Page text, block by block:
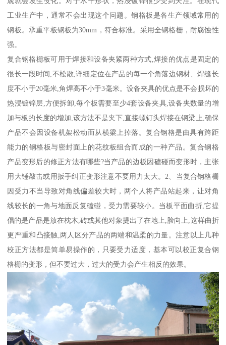
工业生产中，通常不会出现这个问题。钢格板是各生产领域常用的
钢板。承重平板钢板为30mm，符合标准。采用全钢格栅，耐腐蚀性
强。
复合钢格栅板可用于焊接和设备夹紧两种方式,焊接的优点是固定的
很长一段时间,不松散,详细定位在产品的每一个角落边钢材、焊缝长
度不小于20毫米,角焊高不小于3毫米。设备夹具的优点是不会损坏的
热浸镀锌层,方便拆卸,每个板需要至少4套设备夹具,设备夹数量的增
加与板的长度的增加,该方法不是夹下,直接螺钉头焊接在钢梁上,确保
产品不会因设备机架松动而从横梁上掉落。复合钢格是由具有跨距
能力的钢格板与密封面上的花纹板组合而成的一种产品。复合钢格
产品变形后的修正方法有哪些?当产品的边板因磕碰而变形时，主张
用大锤敲击或用扳手纠正变形注意不要用力太大。2、当复合钢格栅
因受力不当导致对角线偏差较大时，两个人将产品站起来，让对角
线较长的一角与地面反复磕碰，受力需要较小。当板平面曲折,它提
倡的是产品是放在枕木,砖或其他对象提出了在地上,脸向上,这样曲折
更严重和凸接触,两人区分产品的两端和温柔的力量。注意以上几种
校正方法都是简单易操作的，只要受力适度，基本可以校正复合钢
格栅的变形，但不要过大，过大的受力会产生相反的效果。